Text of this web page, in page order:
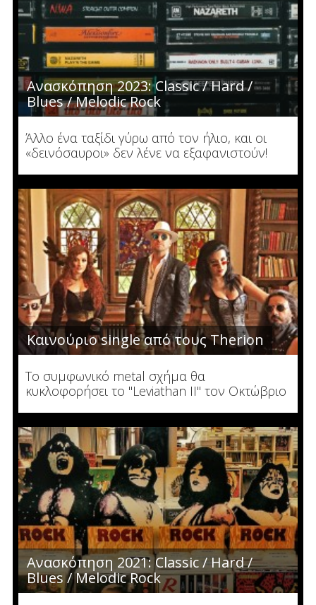
Ανασκόπηση 2023: Classic / Hard /
Blues / Melodic Rock
Άλλο ένα ταξίδι γύρω από τον ήλιο, και οι
«δεινόσαυροι» δεν λένε να εξαφανιστούν!
Καινούριο single από τους Therion
Το συμφωνικό metal σχήμα θα
κυκλοφορήσει το "Leviathan II" τον Οκτώβριο
Ανασκόπηση 2021: Classic / Hard /
Blues / Melodic Rock